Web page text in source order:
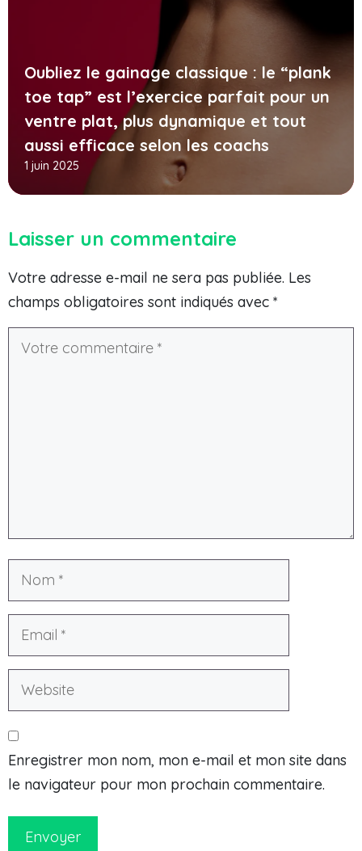
Oubliez le gainage classique : le “plank
toe tap” est l’exercice parfait pour un
ventre plat, plus dynamique et tout
aussi efficace selon les coachs
1 juin 2025
Laisser un commentaire
Votre adresse e-mail ne sera pas publiée. Les
champs obligatoires sont indiqués avec *
Enregistrer mon nom, mon e-mail et mon site dans
le navigateur pour mon prochain commentaire.
Envoyer